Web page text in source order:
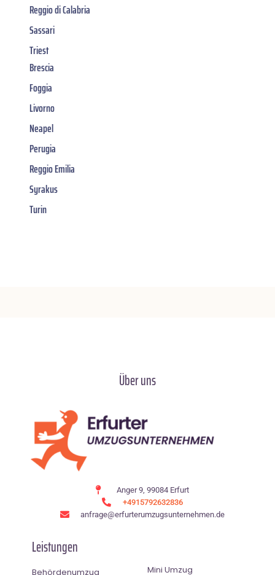
Reggio di Calabria
Sassari
Triest
Brescia
Foggia
Livorno
Neapel
Perugia
Reggio Emilia
Syrakus
Turin
Über uns
Anger 9, 99084 Erfurt
+4915792632836
anfrage@erfurterumzugsunternehmen.de
Leistungen
Behördenumzug Mini Umzug